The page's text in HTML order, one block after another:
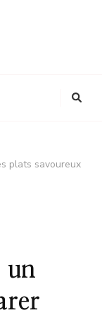
plats savoureux
un